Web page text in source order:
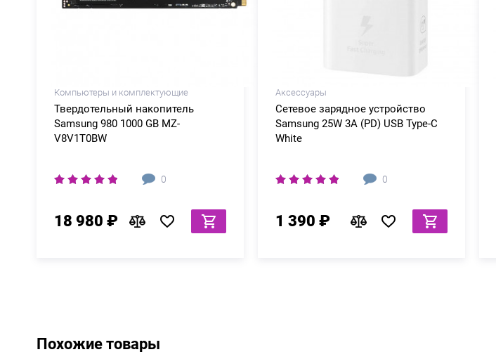
Компьютеры и комплектующие
Твердотельный накопитель
Samsung 980 1000 GB MZ-
V8V1T0BW
0
18 980 ₽
Аксессуары
Сетевое зарядное устройство
Samsung 25W 3A (PD) USB Type-C
White
0
1 390 ₽
Похожие товары